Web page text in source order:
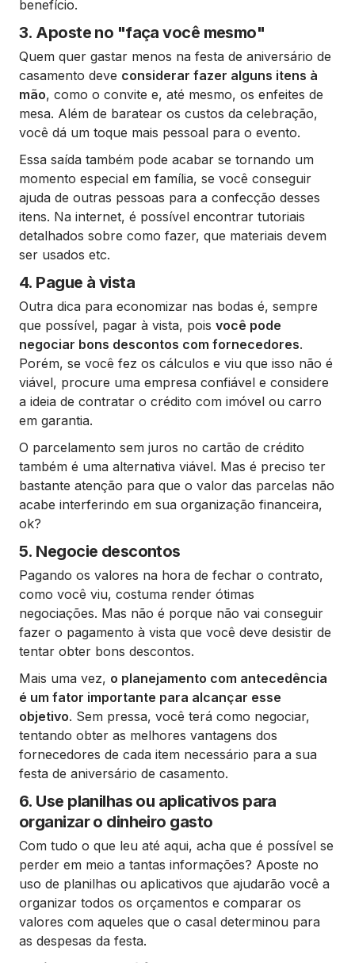
benefício.
3. Aposte no "faça você mesmo"
Quem quer gastar menos na festa de aniversário de
casamento deve considerar fazer alguns itens à
mão, como o convite e, até mesmo, os enfeites de
mesa. Além de baratear os custos da celebração,
você dá um toque mais pessoal para o evento.
Essa saída também pode acabar se tornando um
momento especial em família, se você conseguir
ajuda de outras pessoas para a confecção desses
itens. Na internet, é possível encontrar tutoriais
detalhados sobre como fazer, que materiais devem
ser usados etc.
4. Pague à vista
Outra dica para economizar nas bodas é, sempre
que possível, pagar à vista, pois você pode
negociar bons descontos com fornecedores.
Porém, se você fez os cálculos e viu que isso não é
viável, procure uma empresa confiável e considere
a ideia de contratar o crédito com imóvel ou carro
em garantia.
O parcelamento sem juros no cartão de crédito
também é uma alternativa viável. Mas é preciso ter
bastante atenção para que o valor das parcelas não
acabe interferindo em sua organização financeira,
ok?
5. Negocie descontos
Pagando os valores na hora de fechar o contrato,
como você viu, costuma render ótimas
negociações. Mas não é porque não vai conseguir
fazer o pagamento à vista que você deve desistir de
tentar obter bons descontos.
Mais uma vez, o planejamento com antecedência
é um fator importante para alcançar esse
objetivo. Sem pressa, você terá como negociar,
tentando obter as melhores vantagens dos
fornecedores de cada item necessário para a sua
festa de aniversário de casamento.
6. Use planilhas ou aplicativos para
organizar o dinheiro gasto
Com tudo o que leu até aqui, acha que é possível se
perder em meio a tantas informações? Aposte no
uso de planilhas ou aplicativos que ajudarão você a
organizar todos os orçamentos e comparar os
valores com aqueles que o casal determinou para
as despesas da festa.